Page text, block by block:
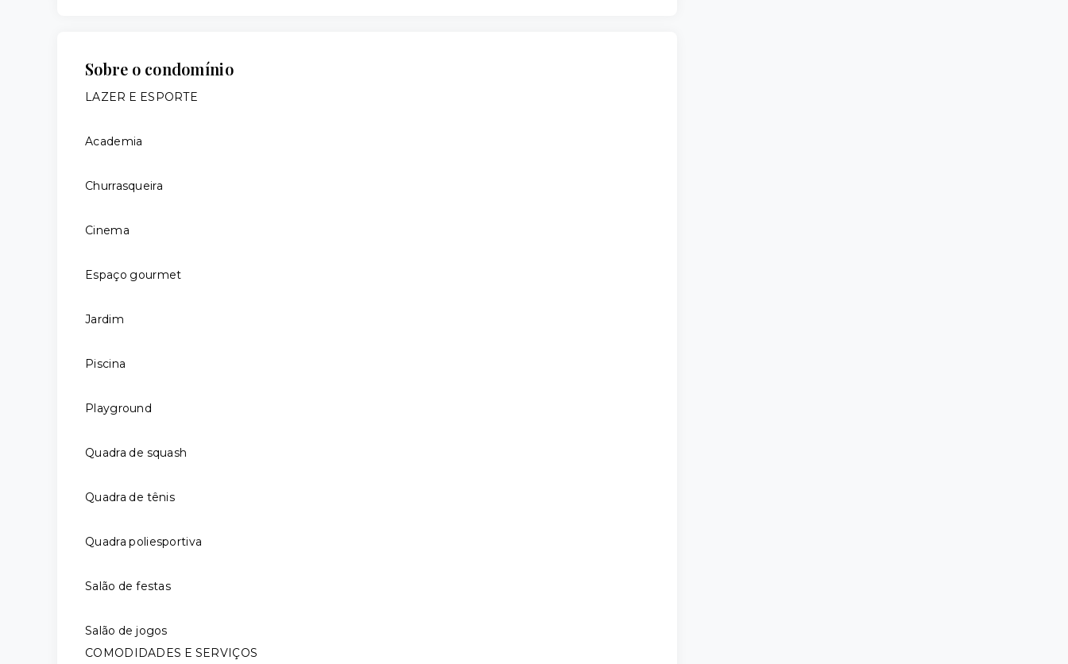
Sobre o condomínio
LAZER E ESPORTE
Academia
Churrasqueira
Cinema
Espaço gourmet
Jardim
Piscina
Playground
Quadra de squash
Quadra de tênis
Quadra poliesportiva
Salão de festas
Salão de jogos
COMODIDADES E SERVIÇOS